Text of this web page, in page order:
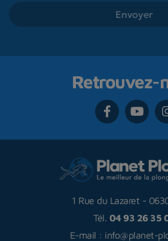
Retrouvez-
1 Rue du Lazaret -
Tél. 04 93 26 35
E-mail : info@planet-